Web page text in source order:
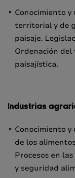
Conocimiento
territorial y de
paisaje.
Ordenación
paisajística.
Industrias
Conocimiento
de los
Procesos en
y seguridad